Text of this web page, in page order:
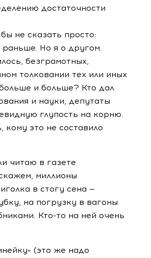
достаточности
не сказать просто:
Но я о другом.
безграмотных,
толковании тех или иных
и больше? Кто дал
и науки, депутаты
глупость на корню.
это не составило
читаю в газете
миллионы
в стогу сена —
на погрузку в вагоны
Кто-то на ней очень
(это же надо